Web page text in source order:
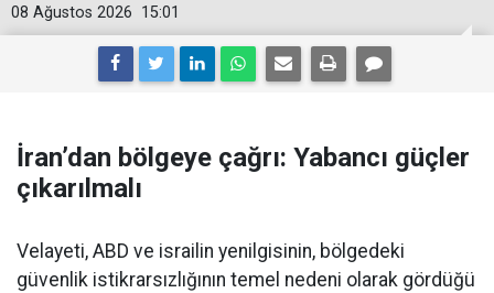
15:01
08 Ağustos 2026
İran’dan bölgeye çağrı: Yabancı güçler
çıkarılmalı
Velayeti, ABD ve israilin yenilgisinin, bölgedeki
güvenlik istikrarsızlığının temel nedeni olarak gördüğü